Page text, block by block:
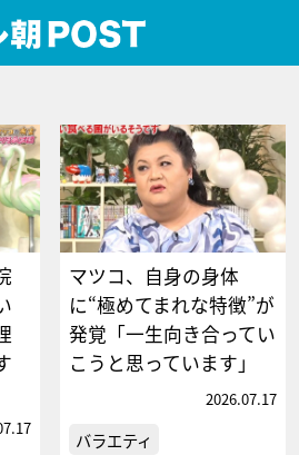
マツコ、自身の身体
に“極めてまれな特徴”が
発覚「一生向き合ってい
こうと思っています」
2026.07.17
バラエティ